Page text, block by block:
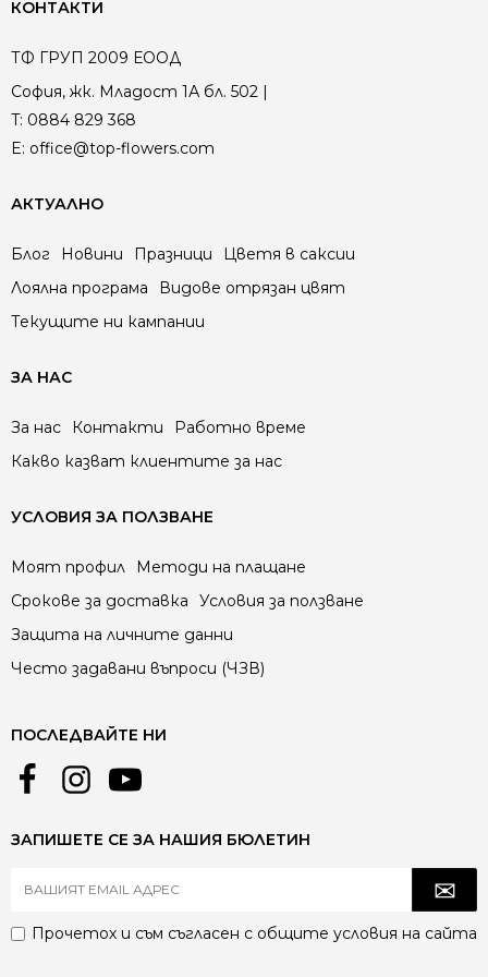
КОНТАКТИ
ТФ ГРУП 2009 ЕООД
София, жк. Младост 1А бл. 502 |
T: 0884 829 368
E: office@top-flowers.com
АКТУАЛНО
Блог Новини Празници
Цветя в саксии
Лоялна програма
Видове отрязан цвят
Текущите ни кампании
ЗА НАС
За нас Контакти
Работно време
Какво казват клиентите за нас
УСЛОВИЯ ЗА ПОЛЗВАНЕ
Моят профил
Методи на плащане
Срокове за доставка
Условия за ползване
Защита на личните данни
Често задавани въпроси (ЧЗВ)
ПОСЛЕДВАЙТЕ НИ
ЗАПИШЕТЕ СЕ ЗА НАШИЯ БЮЛЕТИН
Прочетох и съм съгласен с общите условия на сайта